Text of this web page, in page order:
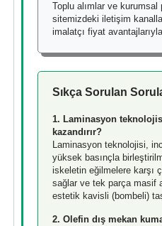
Toplu alımlar ve
sitemizdeki iletişim
imalatçı fiyat
Sıkça Sorulan
1. Laminasyon
kazandırır?
Laminasyon teknolojisi,
yüksek basınçla
iskeletin eğilmelere karşı
sağlar ve tek parça masif
estetik kavisli (bombeli)
2. Olefin dış mekan